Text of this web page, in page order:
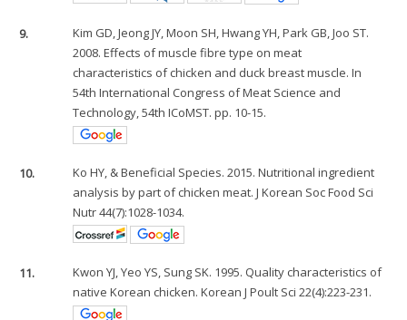
9.
Kim GD, Jeong JY, Moon SH, Hwang YH, Park GB, Joo ST.
2008. Effects of muscle fibre type on meat
characteristics of chicken and duck breast muscle. In
54th International Congress of Meat Science and
Technology, 54th ICoMST. pp. 10-15.
10.
Ko HY, & Beneficial Species. 2015. Nutritional ingredient
analysis by part of chicken meat. J Korean Soc Food Sci
Nutr 44(7):1028-1034.
11.
Kwon YJ, Yeo YS, Sung SK. 1995. Quality characteristics of
native Korean chicken. Korean J Poult Sci 22(4):223-231.